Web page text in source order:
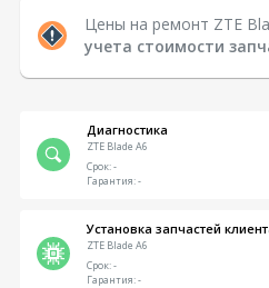
Цены на ремонт ZTE
учета стоимости
Диагностика
ZTE Blade A6
Срок:-
Гарантия:-
Установка запчастей
ZTE Blade A6
Срок:-
Гарантия:-